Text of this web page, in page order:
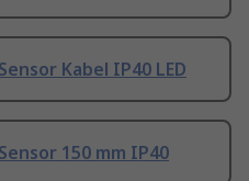
Kabel IP40 LED
150 mm IP40